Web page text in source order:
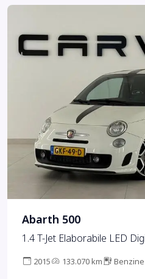
Abarth 500
1.4 T-Jet Elaborabile LED
2015 133.070 km Benzine